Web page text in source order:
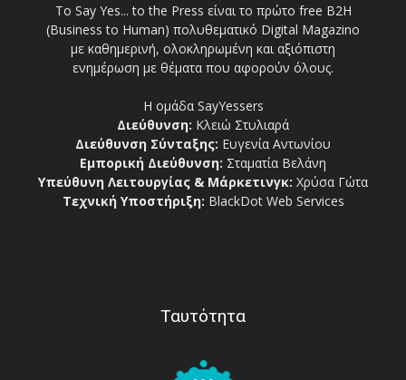
Το Say Yes... to the Press είναι το πρώτο free Β2Η
(Business to Human) πολυθεματικό Digital Magazino
με καθημερινή, ολοκληρωμένη και αξιόπιστη
ενημέρωση με θέματα που αφορούν όλους.
Η ομάδα SayYessers
Διεύθυνση: Κλειώ Στυλιαρά
Διεύθυνση Σύνταξης: Ευγενία Αντωνίου
Εμπορική Διεύθυνση: Σταματία Βελάνη
Υπεύθυνη Λειτουργίας & Μάρκετινγκ: Χρύσα Γώτα
Τεχνική Υποστήριξη: BlackDot Web Services
Ταυτότητα